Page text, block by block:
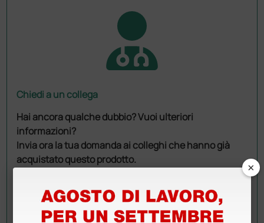
Chiedi a un collega
Hai ancora qualche dubbio? Vuoi ulteriori
informazioni?
Invia ora la tua domanda ai colleghi che hanno già
acquistato questo prodotto.
×